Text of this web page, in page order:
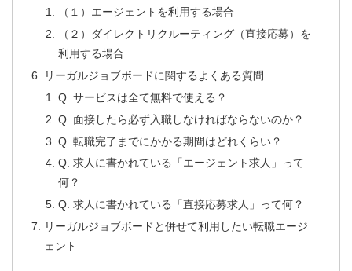
（１）エージェントを利用する場合
（２）ダイレクトリクルーティング（直接応募）を
利用する場合
リーガルジョブボードに関するよくある質問
Q. サービスは全て無料で使える？
Q. 面接したら必ず入職しなければならないのか？
Q. 転職完了までにかかる期間はどれくらい？
Q. 求人に書かれている「エージェント求人」って
何？
Q. 求人に書かれている「直接応募求人」って何？
リーガルジョブボードと併せて利用したい転職エージ
ェント